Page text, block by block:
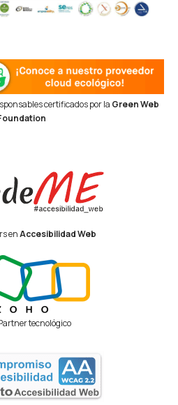
certificados por la Green Web
enAccesibilidad Web
tecnológico